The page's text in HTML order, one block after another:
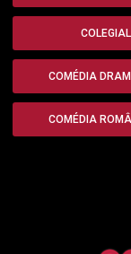
COLEGIAL
COMÉDIA
COMÉDIA